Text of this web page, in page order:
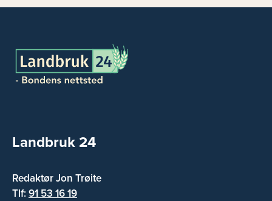
Landbruk 24
Redaktør Jon Trøite
Tlf:91 53 16 19